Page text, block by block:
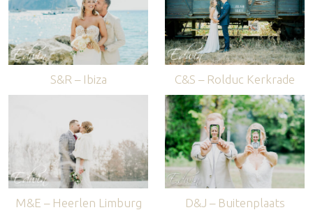
S&R – Ibiza C&S – Rolduc Kerkrade
M&E – Heerlen Limburg
D&J – Buitenplaats